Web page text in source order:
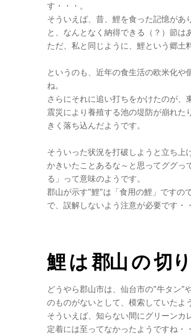
す・・・。
そういえば、昔、鯉を食った記憶があ
と、なんとなく納得できる（？）節は
ただ、私と同じように、鯉という郷土
というのも、近年の食生活の欧米化
ね。
さらにそれに追い打ちをかけたのが、
震災により養殖する池の堤防が崩れ
きく落ち込んだようです。
そういった状況を打破しようと立ち
かきいたことあるな～と思ってググっ
る」って意味のようです。
郡山が示す”鯉”は「食用の鯉」です
で、誤解しないよう注意が必要です・
鯉 は 郡山 の 切
どうやら郡山市は、仙台市の”牛タン
のものがないとして、模索していたよ
そういえば、知らない間にグリーン
定着には至ってなかったようですね・